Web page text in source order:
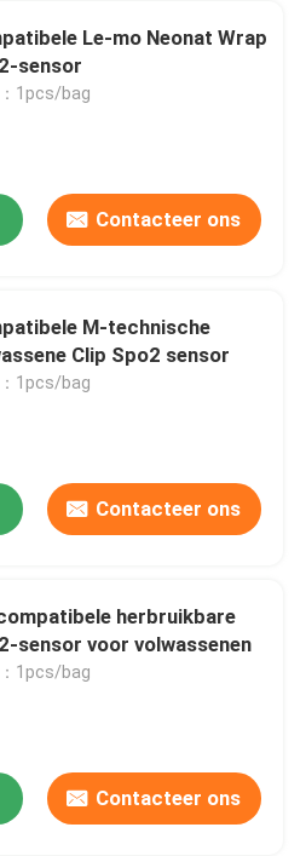
Le-mo Neonat Wrap
sensor
1pcs/bag
Contacteer ons
M-technische
Clip Spo2 sensor
1pcs/bag
Contacteer ons
herbruikbare
sensor voor volwassenen
1pcs/bag
Contacteer ons